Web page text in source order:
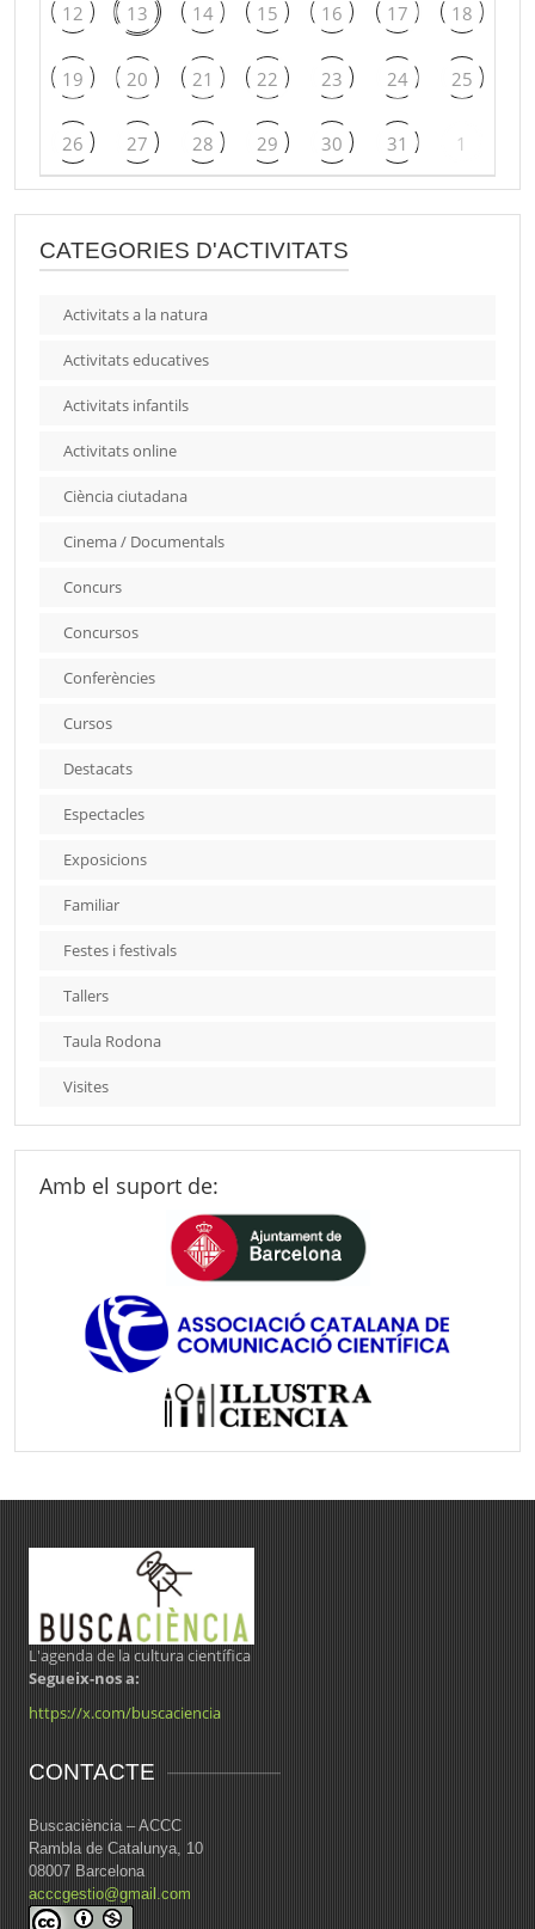
12 13 14 15 16 17 18
19 20 21 22 23 24 25
26 27 28 29 30 31 1
CATEGORIES D'ACTIVITATS
Activitats a la natura
Activitats educatives
Activitats infantils
Activitats online
Ciència ciutadana
Cinema / Documentals
Concurs
Concursos
Conferències
Cursos
Destacats
Espectacles
Exposicions
Familiar
Festes i festivals
Tallers
Taula Rodona
Visites
Amb el suport de:
L'agenda de la cultura científica
Segueix-nos a:
https://x.com/buscaciencia
CONTACTE
Buscaciència – ACCC
Rambla de Catalunya, 10
08007 Barcelona
acccgestio@gmail.com